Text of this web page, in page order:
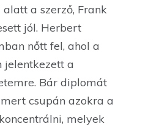
a szerző, Frank
jól. Herbert
nőtt fel, ahol a
jelentkezett a
Bár diplomát
csupán azokra a
melyek